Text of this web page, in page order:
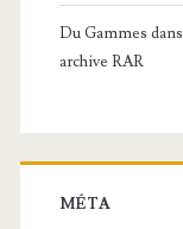
Du Gammes dans
archive RAR
MÉTA